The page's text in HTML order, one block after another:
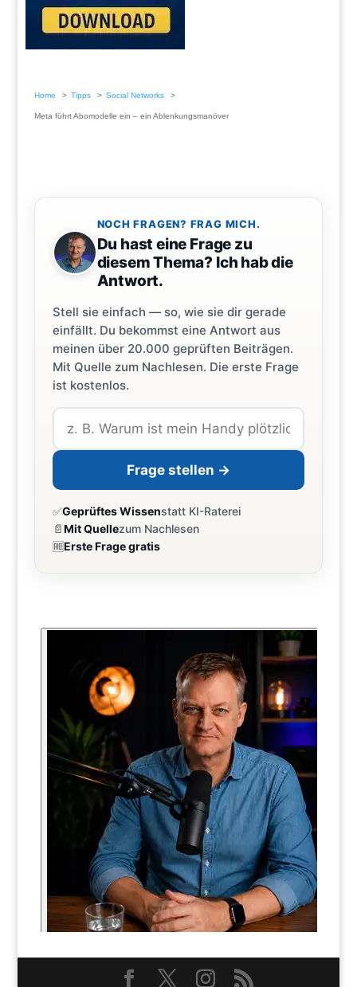
Home Tipps Social Networks
Meta führt Abomodelle ein – ein Ablenkungsmanöver
NOCH FRAGEN? FRAG MICH.
Du hast eine Frage zu
diesem Thema? Ich hab die
Antwort.
Stell sie einfach — so, wie sie dir gerade
einfällt. Du bekommst eine Antwort aus
meinen über 20.000 geprüften Beiträgen.
Mit Quelle zum Nachlesen. Die erste Frage
ist kostenlos.
Frage stellen →
✅Geprüftes Wissenstatt KI-Raterei
📄Mit Quellezum Nachlesen
🆓Erste Frage gratis